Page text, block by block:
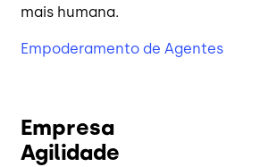
mais humana.
Empoderamento de Agentes
Empresa
Agilidade